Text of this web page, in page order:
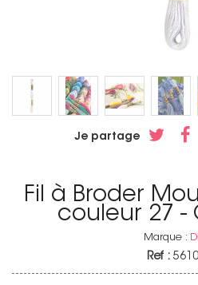
Je partage
Fil à Broder
couleur 27 -
Marque :
Ref :